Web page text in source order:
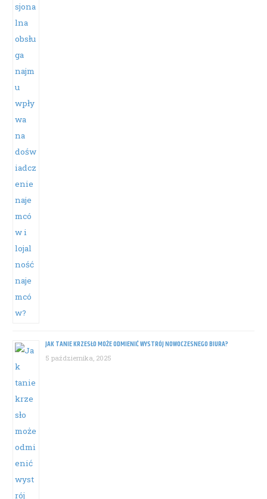
JAK TANIE KRZESŁO MOŻE ODMIENIĆ WYSTRÓJ NOWOCZESNEGO BIURA?
5 października, 2025